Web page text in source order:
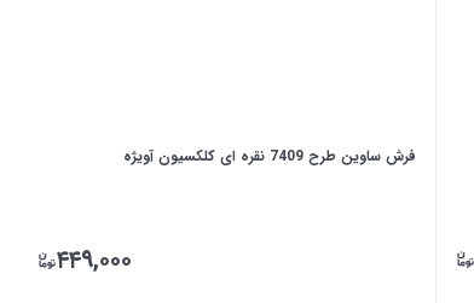
فرش ساوین طرح 7409 نقره ای کلکسیون آویژه
۴۴۹,۰۰۰